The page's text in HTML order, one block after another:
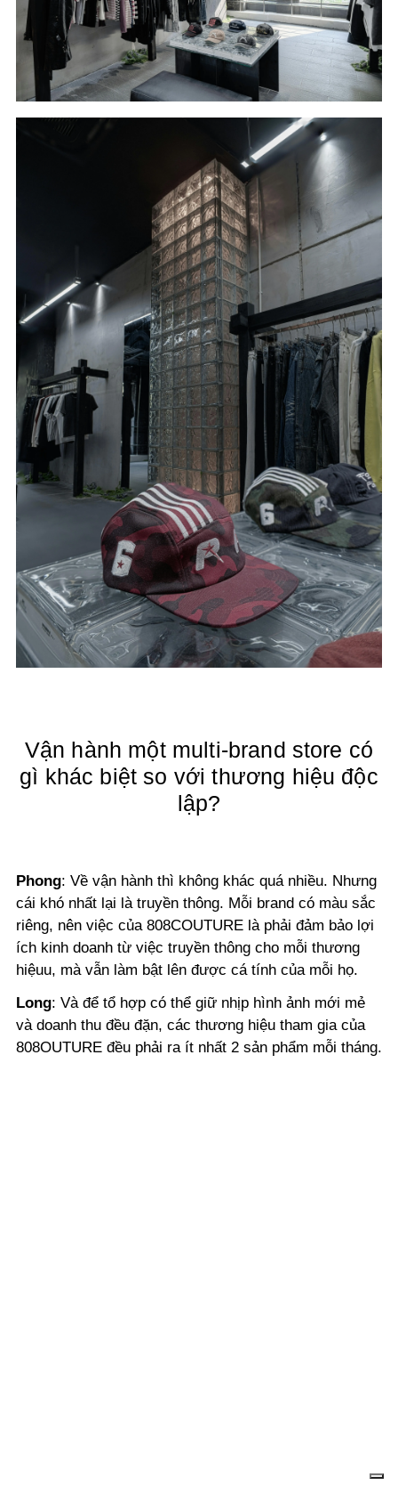
Vận hành một multi-brand store có
gì khác biệt so với thương hiệu độc
lập?
Phong: Về vận hành thì không khác quá nhiều. Nhưng
cái khó nhất lại là truyền thông. Mỗi brand có màu sắc
riêng, nên việc của 808COUTURE là phải đảm bảo lợi
ích kinh doanh từ việc truyền thông cho mỗi thương
hiệuu, mà vẫn làm bật lên được cá tính của mỗi họ.
Long: Và để tổ hợp có thể giữ nhịp hình ảnh mới mẻ
và doanh thu đều đặn, các thương hiệu tham gia của
808OUTURE đều phải ra ít nhất 2 sản phẩm mỗi tháng.